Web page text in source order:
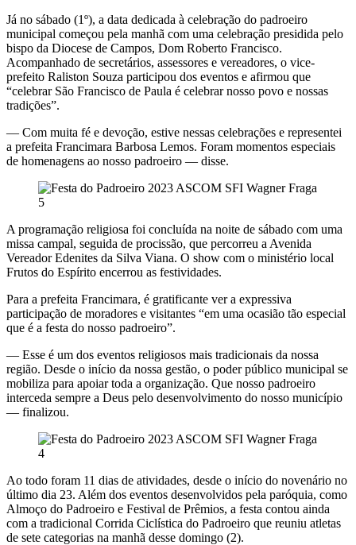
Já no sábado (1º), a data dedicada à celebração do padroeiro
municipal começou pela manhã com uma celebração presidida pelo
bispo da Diocese de Campos, Dom Roberto Francisco.
Acompanhado de secretários, assessores e vereadores, o vice-
prefeito Raliston Souza participou dos eventos e afirmou que
“celebrar São Francisco de Paula é celebrar nosso povo e nossas
tradições”.
— Com muita fé e devoção, estive nessas celebrações e representei
a prefeita Francimara Barbosa Lemos. Foram momentos especiais
de homenagens ao nosso padroeiro — disse.
A programação religiosa foi concluída na noite de sábado com uma
missa campal, seguida de procissão, que percorreu a Avenida
Vereador Edenites da Silva Viana. O show com o ministério local
Frutos do Espírito encerrou as festividades.
Para a prefeita Francimara, é gratificante ver a expressiva
participação de moradores e visitantes “em uma ocasião tão especial
que é a festa do nosso padroeiro”.
— Esse é um dos eventos religiosos mais tradicionais da nossa
região. Desde o início da nossa gestão, o poder público municipal se
mobiliza para apoiar toda a organização. Que nosso padroeiro
interceda sempre a Deus pelo desenvolvimento do nosso município
— finalizou.
Ao todo foram 11 dias de atividades, desde o início do novenário no
último dia 23. Além dos eventos desenvolvidos pela paróquia, como
Almoço do Padroeiro e Festival de Prêmios, a festa contou ainda
com a tradicional Corrida Ciclística do Padroeiro que reuniu atletas
de sete categorias na manhã desse domingo (2).